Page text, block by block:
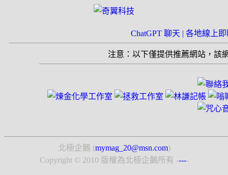
ChatGPT 聊天 | 各地線上
注意：以下僅提供推薦網站，該
北極企鵝 (mymag_20@msn.com)
Copyright © 2010 版權為北極企鵝所有 -----